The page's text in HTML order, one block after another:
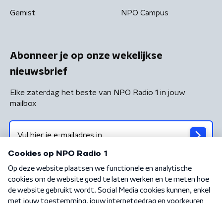
Gemist NPO Campus
Abonneer je op onze wekelijkse
nieuwsbrief
Elke zaterdag het beste van NPO Radio 1 in jouw
mailbox
Algemene voorwaarden